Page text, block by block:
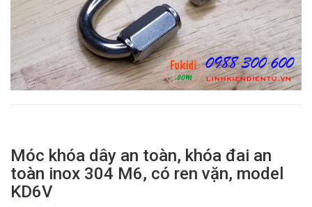
Móc khóa dây an toàn, khóa đai an
toàn inox 304 M6, có ren vặn, model
KD6V